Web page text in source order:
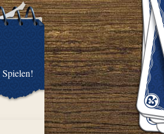
Spielen!